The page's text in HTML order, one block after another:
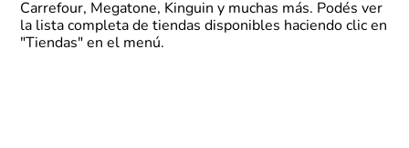
Carrefour, Megatone, Kinguin y muchas más. Podés ver
la lista completa de tiendas disponibles haciendo clic en
"Tiendas" en el menú.